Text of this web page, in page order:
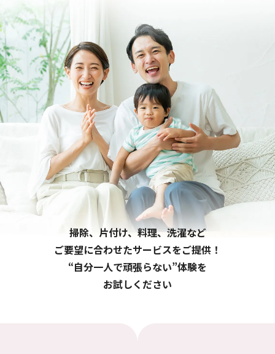
掃除、片付け、料理、洗濯など
ご要望に合わせたサービスをご提供！
“自分一人で頑張らない”体験を
お試しください